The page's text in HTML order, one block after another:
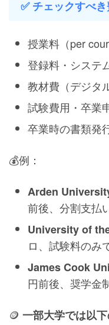
✅ チェックすべき
授業料（per
登録料・システ
教材費（デジタ
試験費用・卒業
卒業時の書類発
💰例：
Arden
前後、分割支払
University of
ロ、試験料のみ
James Cook
円前後、奨学金
🪙 一部大学では以